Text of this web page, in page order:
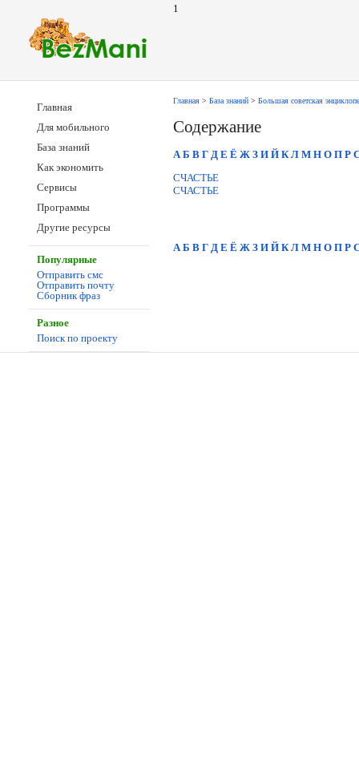
1
Главная
Для мобильного
База знаний
Как экономить
Сервисы
Программы
Другие ресурсы
Популярные
Отправить смс
Отправить почту
Сборник фраз
Разное
Поиск по проекту
Главная > База знаний > Большая советская
Содержание
А Б В Г Д Е Ё Ж З И Й К Л М Н О П Р
СЧАСТЬЕ
СЧАСТЬЕ
А Б В Г Д Е Ё Ж З И Й К Л М Н О П Р